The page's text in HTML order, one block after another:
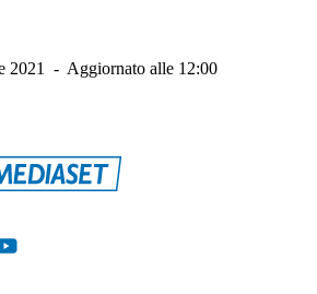
2021
- Aggiornato alle 12:00